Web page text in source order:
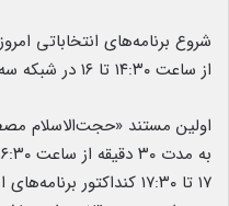
شروع برنامه‌های انتخاباتی
از ساعت ۱۴:۳۰ تا ۱۶ در شبکه سه سیما روی آنتن می‌رود.
اولین مستند «حجت‌الاسلام
۱۷ تا ۱۷:۳۰ کنداکتور